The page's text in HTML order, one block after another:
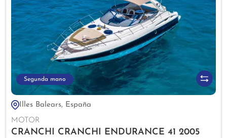
Segunda mano
Illes Balears, España
MOTOR
CRANCHI CRANCHI ENDURANCE 41 2005